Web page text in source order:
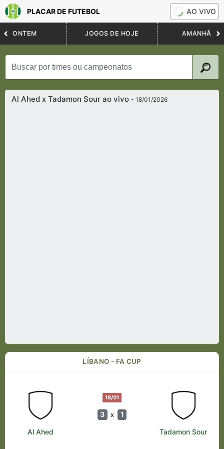
PLACAR DE FUTEBOL AO VIVO
ONTEM JOGOS DE HOJE AMANHÃ
Al Ahed x Tadamon Sour ao vivo- 18/01/2026
LÍBANO - FA CUP
18/01
3 x 1
Al Ahed Tadamon Sour